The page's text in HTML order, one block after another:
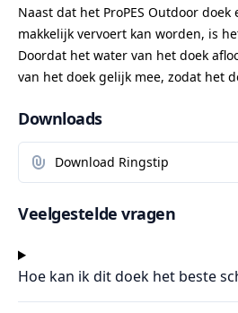
Naast dat het ProPES Outdoor
makkelijk vervoert kan worden, is
Doordat het water van het doek
van het doek gelijk mee, zodat het
Downloads
Download Ringstip
Veelgestelde vragen
Hoe kan ik dit doek het beste